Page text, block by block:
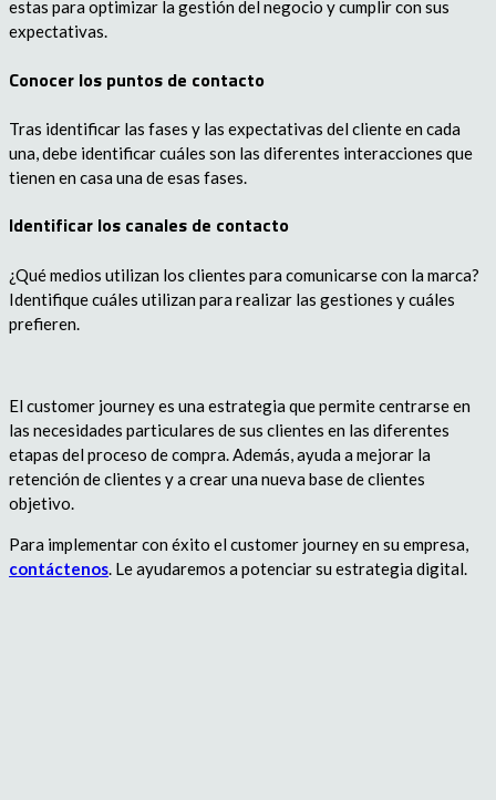
estas para optimizar la gestión del negocio y cumplir con sus
expectativas.
Conocer los puntos de contacto
Tras identificar las fases y las expectativas del cliente en cada
una, debe identificar cuáles son las diferentes interacciones que
tienen en casa una de esas fases.
Identificar los canales de contacto
¿Qué medios utilizan los clientes para comunicarse con la marca?
Identifique cuáles utilizan para realizar las gestiones y cuáles
prefieren.
El customer journey es una estrategia que permite centrarse en
las necesidades particulares de sus clientes en las diferentes
etapas del proceso de compra. Además, ayuda a mejorar la
retención de clientes y a crear una nueva base de clientes
objetivo.
Para implementar con éxito el customer journey en su empresa,
contáctenos. Le ayudaremos a potenciar su estrategia digital.